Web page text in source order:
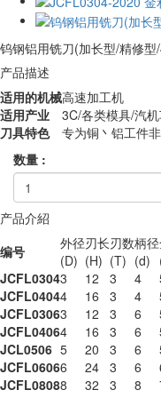
钨钢铝用铣刀(加长型/精修型
产品描述
适用的机械高速加工机
适用产业
3C/各类模具/汽
刀具特色
专为铜丶铝工件
数量 :
产品介紹
编号
外径
(D)
刃长
(H)
刃数
(T)
柄径
(d)
JCFL03043 12 3 4
JCFL04044 16 3 4
JCFL03063 12 3 6
JCFL04064 16 3 6
JCL0506 5 20 3 6
JCFL06066 24 3 6
JCFL08088 32 3 8